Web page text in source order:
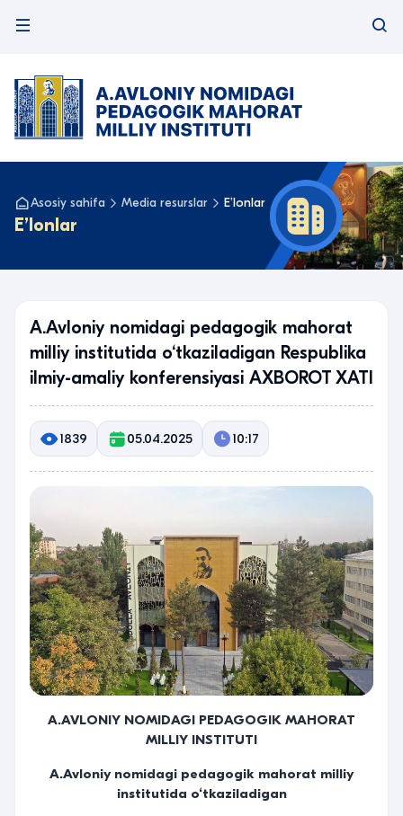
Asosiy sahifa Media resurslar Eʼlonlar
Eʼlonlar
A.Avloniy nomidagi pedagogik mahorat
milliy institutida o‘tkaziladigan Respublika
ilmiy-amaliy konferensiyasi AXBOROT XATI
1839 05.04.2025 10:17
A.AVLONIY NOMIDAGI PEDAGOGIK MAHORAT
MILLIY INSTITUTI
A.Avloniy nomidagi pedagogik mahorat milliy
institutida o‘tkaziladigan